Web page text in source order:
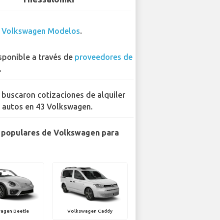
Volkswagen Modelos.
a través de proveedores de
.
buscaron cotizaciones de alquiler
autos en 43 Volkswagen.
de Volkswagen para
Beetle Volkswagen Caddy